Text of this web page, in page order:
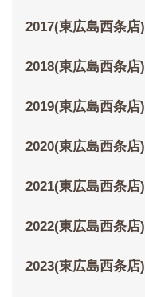
2017(東広島西条店)
2018(東広島西条店)
2019(東広島西条店)
2020(東広島西条店)
2021(東広島西条店)
2022(東広島西条店)
2023(東広島西条店)